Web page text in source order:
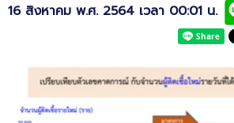
16 สิงหาคม พ.ศ. 2564 เวลา 00:01 น.